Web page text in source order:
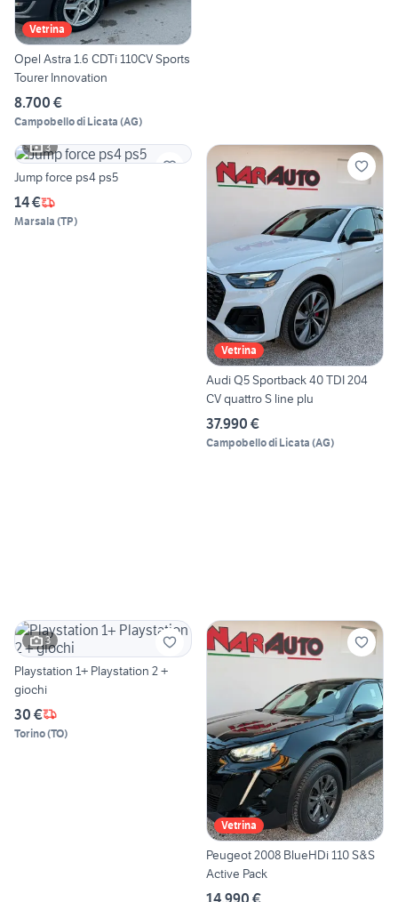
Vetrina
Opel Astra 1.6 CDTi 110CV Sports
Tourer Innovation
8.700 €
Campobello di Licata (AG)
3
Jump force ps4 ps5
14 €
Marsala (TP)
Vetrina
Audi Q5 Sportback 40 TDI 204
CV quattro S line plu
37.990 €
Campobello di Licata (AG)
3
Playstation 1+ Playstation 2 +
giochi
30 €
Torino(TO)
Vetrina
Peugeot 2008 BlueHDi 110 S&S
Active Pack